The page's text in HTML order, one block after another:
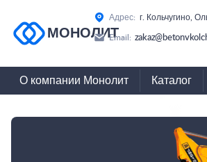
МОНОЛИТ
Адрес: г. Кольчугино,
Email:
О компании Монолит Каталог